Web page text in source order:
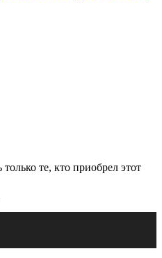
те, кто приобрел этот